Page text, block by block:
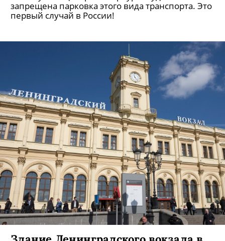
С 1 августа в центре Петербурга будет
запрещена парковка этого вида транспорта. Это